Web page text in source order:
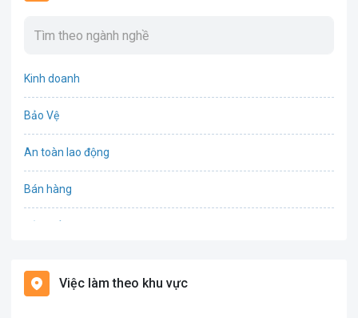
Kinh doanh
Bảo Vệ
An toàn lao động
Bán hàng
Biên phiên dịch
Việc làm theo khu vực